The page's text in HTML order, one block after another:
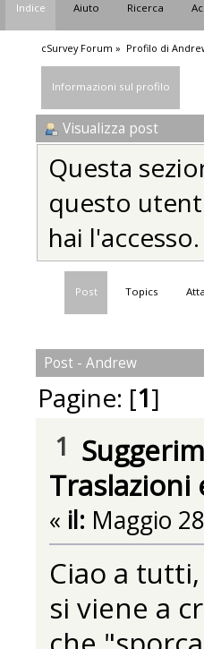
Indice Aiuto Ricerca
cSurvey Forum » Profilo di
Informazioni sul profilo
Visualizza post
Questa
questo
hai l'accesso.
Post Topics
Post - Andrew
Pagine: [1]
1
« il: Maggio
Ciao a
si viene a